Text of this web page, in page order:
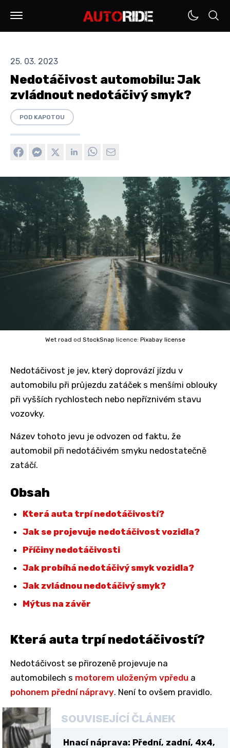
25. 03. 2023
Nedotáčivost automobilu: Jak
zvládnout nedotáčivý smyk?
POD KAPOTOU
Wet road od StockSnap licence: Pixabay license
Nedotáčivost je jev, který doprovází jízdu v
automobilu při průjezdu zatáček s menšími oblouky
při vyšších rychlostech nebo nepříznivém stavu
vozovky.
Název tohoto jevu je odvozen od faktu, že
automobil při nedotáčivém smyku nedostatečně
zatáčí.
Obsah
Která auta trpí nedotáčivostí?
Jak se projevuje nedotáčivost vozidla?
Příčiny nedotáčivosti
Jak probíhá nedotáčivý smyk vozidla?
Jak zvládnou nedotáčivý smyk?
Mýtus na závěr
Která auta trpí nedotáčivostí?
Nedotáčivost se přirozeně projevuje na
automobilech s motorem uloženým vpředu a
pohonem přední nápravy. Není to ovšem pravidlo.
SOUVISEJÍCÍ ČLÁNEK
Hnací náprava: Přední, zadní, 4x4,